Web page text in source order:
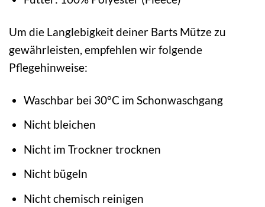
Um die Langlebigkeit deiner Barts Mütze zu
gewährleisten, empfehlen wir folgende
Pflegehinweise:
Waschbar bei 30°C im Schonwaschgang
Nicht bleichen
Nicht im Trockner trocknen
Nicht bügeln
Nicht chemisch reinigen